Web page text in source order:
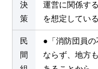
決
策
運営に関係す
を想定している
民
間
●「消防団員
ならず、地方